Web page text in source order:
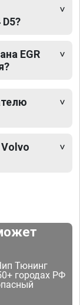
EGR
Тюнинг
городах РФ